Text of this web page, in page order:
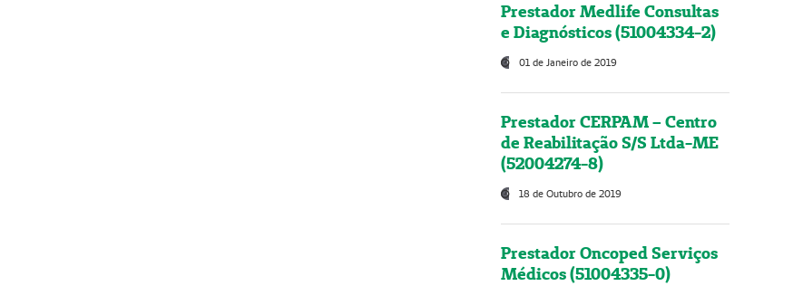
Prestador Medlife Consultas
e Diagnósticos (51004334-2)
01 de Janeiro de 2019
Prestador CERPAM – Centro
de Reabilitação S/S Ltda-ME
(52004274-8)
18 de Outubro de 2019
Prestador Oncoped Serviços
Médicos (51004335-0)